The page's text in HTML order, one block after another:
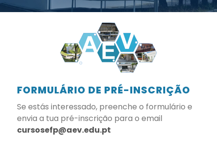
FORMULÁRIO DE PRÉ-INSCRIÇÃO
Se estás interessado, preenche o formulário e
envia a tua pré-inscrição para o email
cursosefp@aev.edu.pt